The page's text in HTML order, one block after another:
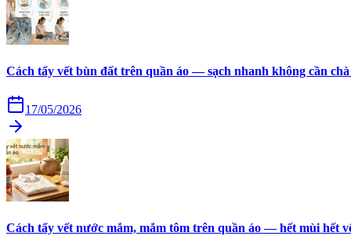
Cách tẩy vết bùn đất trên quần áo — sạch nhanh không cần
17/05/2026
Cách tẩy vết nước mắm, mắm tôm trên quần áo — hết mùi hết